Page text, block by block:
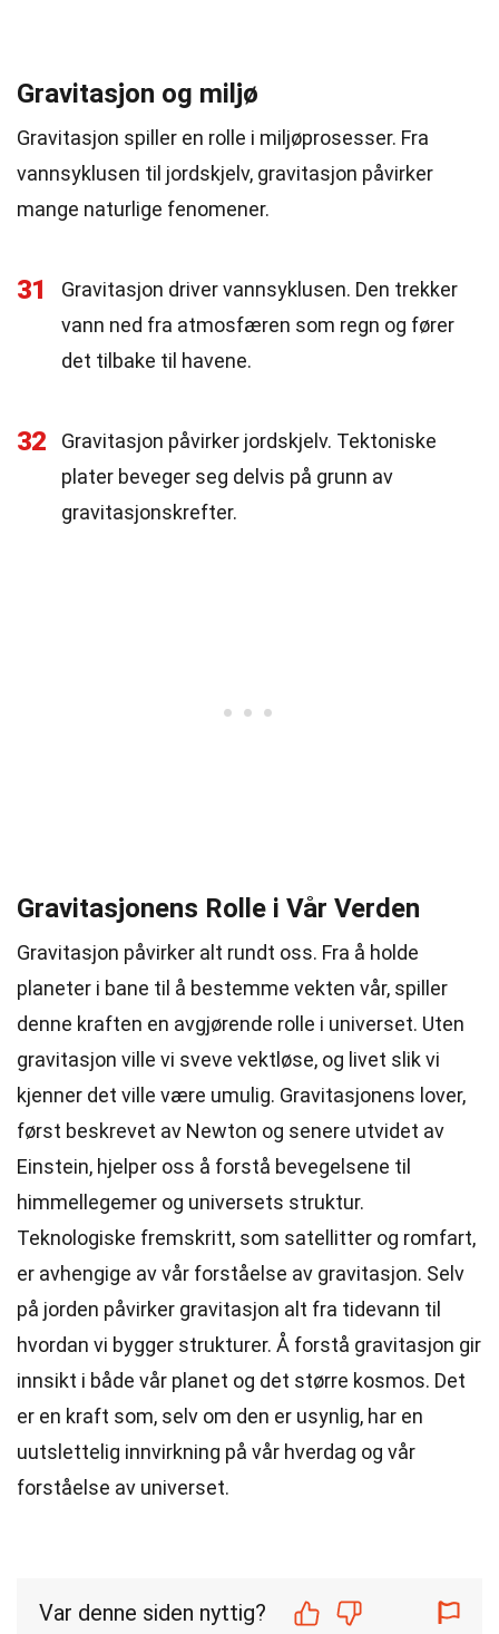
Gravitasjon og miljø
Gravitasjon spiller en rolle i miljøprosesser. Fra
vannsyklusen til jordskjelv, gravitasjon påvirker
mange naturlige fenomener.
31
Gravitasjon driver vannsyklusen. Den trekker
vann ned fra atmosfæren som regn og fører
det tilbake til havene.
32
Gravitasjon påvirker jordskjelv. Tektoniske
plater beveger seg delvis på grunn av
gravitasjonskrefter.
Gravitasjonens Rolle i Vår Verden
Gravitasjon påvirker alt rundt oss. Fra å holde
planeter i bane til å bestemme vekten vår, spiller
denne kraften en avgjørende rolle i universet. Uten
gravitasjon ville vi sveve vektløse, og livet slik vi
kjenner det ville være umulig. Gravitasjonens lover,
først beskrevet av Newton og senere utvidet av
Einstein, hjelper oss å forstå bevegelsene til
himmellegemer og universets struktur.
Teknologiske fremskritt, som satellitter og romfart,
er avhengige av vår forståelse av gravitasjon. Selv
på jorden påvirker gravitasjon alt fra tidevann til
hvordan vi bygger strukturer. Å forstå gravitasjon gir
innsikt i både vår planet og det større kosmos. Det
er en kraft som, selv om den er usynlig, har en
uutslettelig innvirkning på vår hverdag og vår
forståelse av universet.
Var denne siden nyttig?